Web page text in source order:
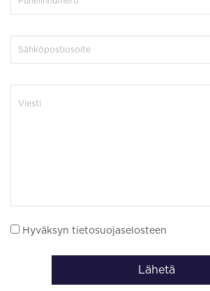
Hyväksyn tietosuojaselosteen
Lähetä